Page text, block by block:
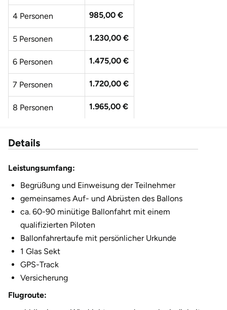
4 Personen 985,00 €
5 Personen 1.230,00 €
6 Personen 1.475,00 €
7 Personen 1.720,00 €
8 Personen 1.965,00 €
2.455,00 €
Details
Leistungsumfang:
Begrüßung und Einweisung der Teilnehmer
gemeinsames Auf- und Abrüsten des Ballons
ca. 60-90 minütige Ballonfahrt mit einem
qualifizierten Piloten
Ballonfahrertaufe mit persönlicher Urkunde
1 Glas Sekt
GPS-Track
Versicherung
Flugroute: